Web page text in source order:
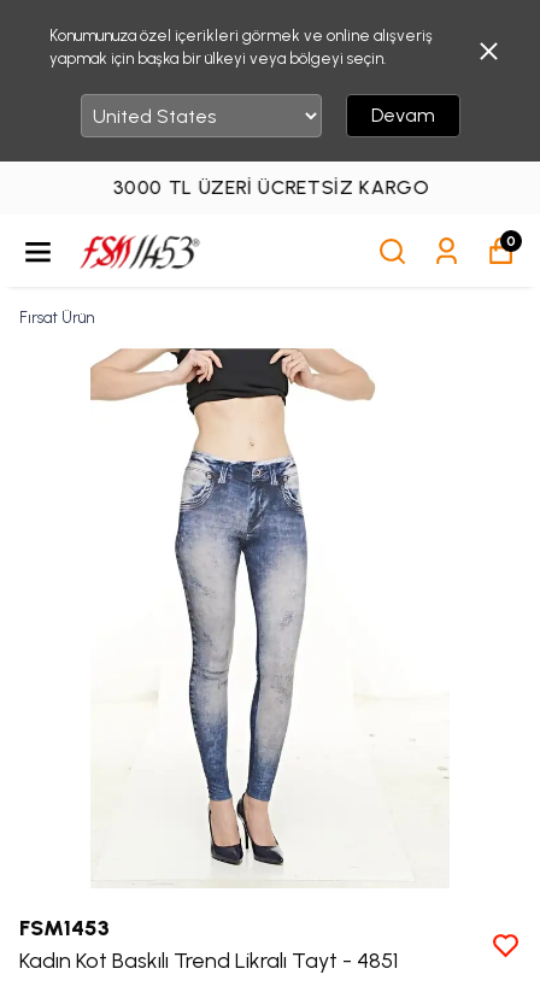
Konumunuza özel içerikleri görmek ve online alışveriş
yapmak için başka bir ülkeyi veya bölgeyi seçin.
Devam
3000 TL ÜZERI ÜCRETSIZ KARGO
0
Fırsat Ürün
FSM1453
Kadın Kot Baskılı Trend Likralı Tayt - 4851